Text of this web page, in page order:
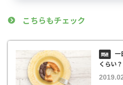
こちらもチェック
一
くらい？